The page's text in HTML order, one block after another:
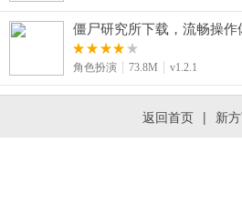
僵尸研究所下载，流畅操
武器道具，新手也能快速沉浸
角色扮演 73.8M v1.2.1
返回首页 | 新